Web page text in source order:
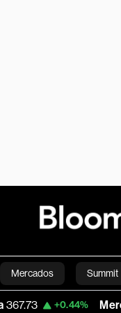
Mercados Summit
Economía
+0.44% MercadoLibre